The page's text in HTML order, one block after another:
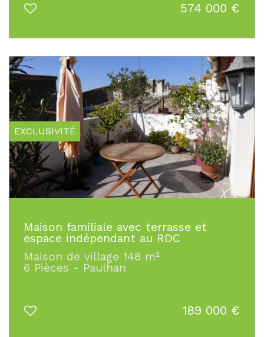
574 000 €
EXCLUSIVITÉ
Maison familiale avec terrasse et
espace indépendant au RDC
Maison de village 148 m²
6 Pièces - Paulhan
189 000 €